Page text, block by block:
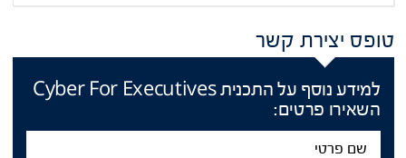
טופס יצירת קשר
למידע נוסף על התכנית Cyber For Executives
השאירו פרטים:
שם
פרטי